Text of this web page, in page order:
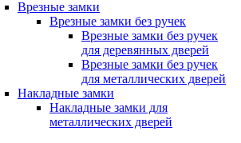
Врезные замки
Врезные замки без ручек
Врезные замки без ручек
для деревянных дверей
Врезные замки без ручек
для металлических дверей
Накладные замки
Накладные замки для
металлических дверей